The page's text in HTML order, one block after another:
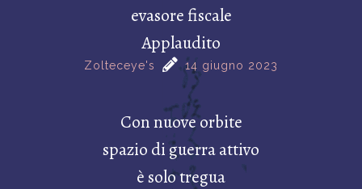
evasore fiscale
Applaudito
Zolteceye's 14 giugno 2023
Con nuove orbite
spazio di guerra attivo
è solo tregua